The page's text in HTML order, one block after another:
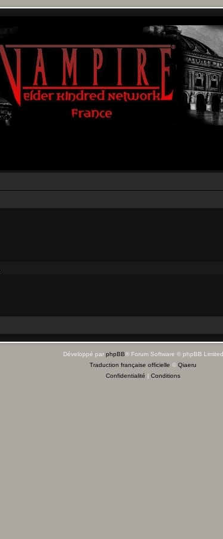
Développé par phpBB® Forum Software © phpBB Limited
Traduction française officielle © Qiaeru
Confidentialité
Conditions